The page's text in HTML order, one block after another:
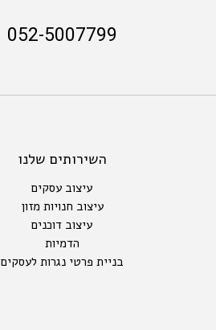
052-5007799
השירותים שלנו
עיצוב עסקים
עיצוב חנויות מזון
עיצוב דוכנים
הדמיות
בניית פרטי נגרות לעסקים